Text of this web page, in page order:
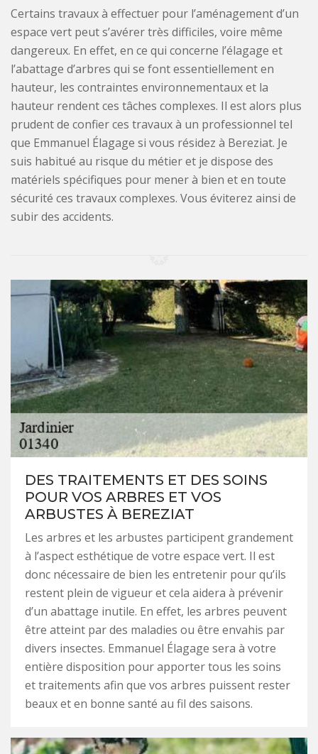
Certains travaux à effectuer pour l’aménagement d’un
espace vert peut s’avérer très difficiles, voire même
dangereux. En effet, en ce qui concerne l’élagage et
l’abattage d’arbres qui se font essentiellement en
hauteur, les contraintes environnementaux et la
hauteur rendent ces tâches complexes. Il est alors plus
prudent de confier ces travaux à un professionnel tel
que Emmanuel Élagage si vous résidez à Bereziat. Je
suis habitué au risque du métier et je dispose des
matériels spécifiques pour mener à bien et en toute
sécurité ces travaux complexes. Vous éviterez ainsi de
subir des accidents.
DES TRAITEMENTS ET DES SOINS
POUR VOS ARBRES ET VOS
ARBUSTES À BEREZIAT
Les arbres et les arbustes participent grandement
à l’aspect esthétique de votre espace vert. Il est
donc nécessaire de bien les entretenir pour qu’ils
restent plein de vigueur et cela aidera à prévenir
d’un abattage inutile. En effet, les arbres peuvent
être atteint par des maladies ou être envahis par
divers insectes. Emmanuel Élagage sera à votre
entière disposition pour apporter tous les soins
et traitements afin que vos arbres puissent rester
beaux et en bonne santé au fil des saisons.